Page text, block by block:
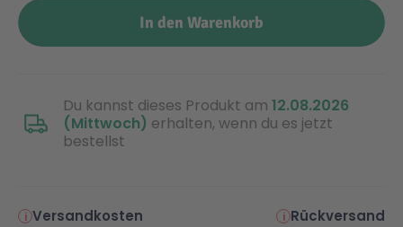
In den Warenkorb
Du kannst dieses Produkt am 12.08.2026
(Mittwoch) erhalten, wenn du es jetzt
bestellst
Versandkosten
Rückversand